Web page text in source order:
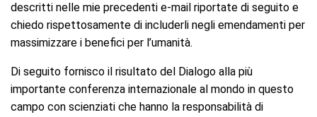
descritti nelle mie precedenti e-mail riportate di seguito e
chiedo rispettosamente di includerli negli emendamenti per
massimizzare i benefici per l’umanità.
Di seguito fornisco il risultato del Dialogo alla più
importante conferenza internazionale al mondo in questo
campo con scienziati che hanno la responsabilità di